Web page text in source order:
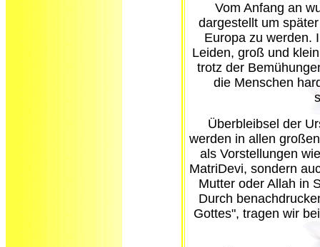
Vom Anfang an
dargestellt um
Europa zu werden.
Leiden, groß und
trotz der
die Menschen
Überbleibsel der
werden in allen
als Vorstellungen
MatriDevi, sondern
Mutter oder Allah in
Durch
Gottes", tragen wir